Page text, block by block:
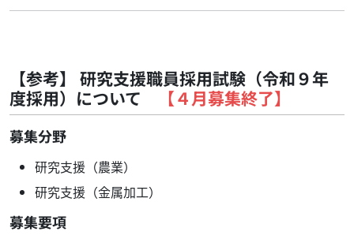
【参考】 研究支援職員採用試験（令和９年
度採用）について
【４月募集終了】
募集分野
研究支援（農業）
研究支援（金属加工）
募集要項